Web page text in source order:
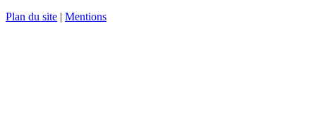
Plan du site | Mentions